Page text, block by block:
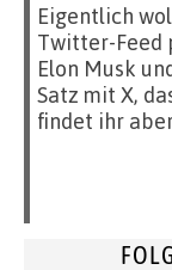
Eigentlich
Twitter-Feed
Elon Musk
Satz mit X,
findet ihr